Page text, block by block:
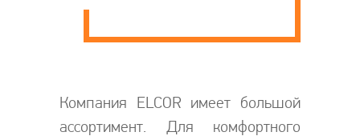
Компания ELCOR имеет большой
ассортимент. Для комфортного